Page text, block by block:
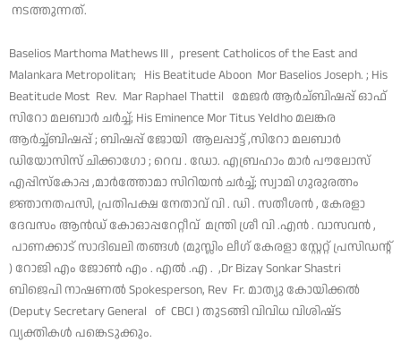
നടത്തുന്നത്‌.
Baselios Marthoma Mathews III , present Catholicos of the East and
Malankara Metropolitan; His Beatitude Aboon Mor Baselios Joseph. ; His
Beatitude Most Rev. Mar Raphael Thattil മേജർ ആർച്ബിഷപ്പ് ഓഫ്
സിറോ മലബാർ ചർച്ച്; His Eminence Mor Titus Yeldho മലങ്കര
ആർച്ച്ബിഷപ്പ് ; ബിഷപ്പ് ജോയി ആലപ്പാട്ട് ,സിറോ മലബാർ
ഡിയോസിസ് ചിക്കാഗോ ; റെവ . ഡോ. എബ്രഹാം മാർ പൗലോസ്
എപ്പിസ്കോപ്പ ,മാർത്തോമാ സിറിയൻ ചർച്ച്; സ്വാമി ഗുരുരത്നം
ജ്ഞാനതപസി, പ്രതിപക്ഷ നേതാവ് വി . ഡി . സതീശൻ , കേരളാ
ദേവസം ആൻഡ് കോഓപ്പറേറ്റീവ് മന്ത്രി ശ്രീ വി .എൻ . വാസവൻ ,
പാണക്കാട് സാദിഖലി തങ്ങൾ (മുസ്ലിം ലീഗ് കേരളാ സ്റ്റേറ്റ് പ്രസിഡന്റ്
) റോജി എം ജോൺ എം . എൽ .എ . ,Dr Bizay Sonkar Shastri
ബിജെപി നാഷണൽ Spokesperson, Rev Fr. മാത്യു കോയിക്കൽ
(Deputy Secretary General of CBCI ) തുടങ്ങി വിവിധ വിശിഷ്‌ട
വ്യക്തികൾ പങ്കെടുക്കും.